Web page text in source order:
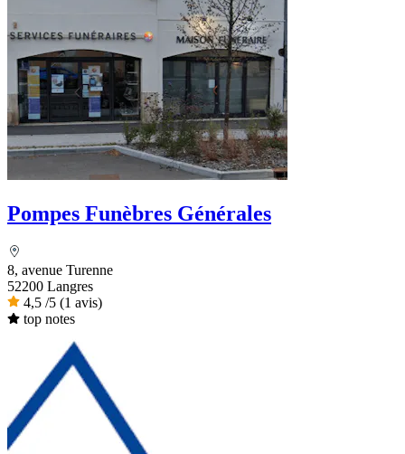
Pompes Funèbres Générales
8, avenue Turenne
52200 Langres
4,5 /5 (1 avis)
top notes